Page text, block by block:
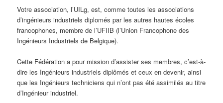
Votre association, l’UILg, est, comme toutes les associations
d’ingénieurs industriels diplomés par les autres hautes écoles
francophones, membre de l’UFIIB (l’Union Francophone des
Ingénieurs Industriels de Belgique).
Cette Fédération a pour mission d’assister ses membres, c’est-à-
dire les Ingénieurs industriels diplômés et ceux en devenir, ainsi
que les Ingénieurs techniciens qui n’ont pas été assimilés au titre
d’Ingénieur industriel.